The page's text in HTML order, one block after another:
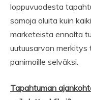
loppuvuodesta
samoja oluita kuin
marketeista ennalta
uutuusarvon merkitys
panimoille selväksi.
Tapahtuman